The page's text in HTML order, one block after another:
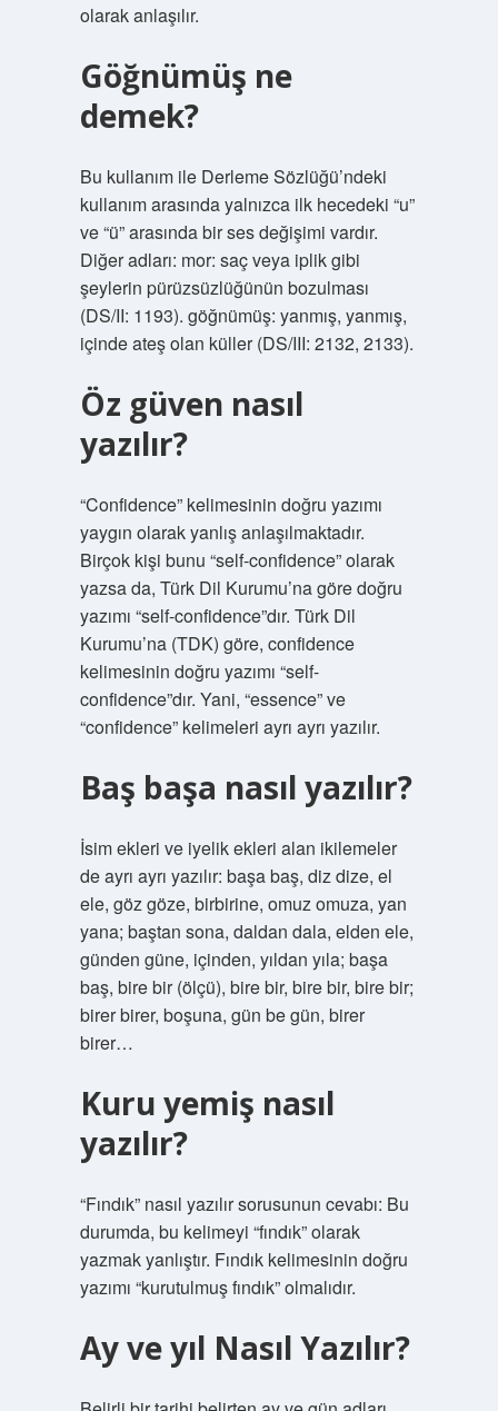
olarak anlaşılır.
Göğnümüş ne
demek?
Bu kullanım ile Derleme Sözlüğü’ndeki
kullanım arasında yalnızca ilk hecedeki “u”
ve “ü” arasında bir ses değişimi vardır.
Diğer adları: mor: saç veya iplik gibi
şeylerin pürüzsüzlüğünün bozulması
(DS/II: 1193). göğnümüş: yanmış, yanmış,
içinde ateş olan küller (DS/III: 2132, 2133).
Öz güven nasıl
yazılır?
“Confidence” kelimesinin doğru yazımı
yaygın olarak yanlış anlaşılmaktadır.
Birçok kişi bunu “self-confidence” olarak
yazsa da, Türk Dil Kurumu’na göre doğru
yazımı “self-confidence”dır. Türk Dil
Kurumu’na (TDK) göre, confidence
kelimesinin doğru yazımı “self-
confidence”dır. Yani, “essence” ve
“confidence” kelimeleri ayrı ayrı yazılır.
Baş başa nasıl yazılır?
İsim ekleri ve iyelik ekleri alan ikilemeler
de ayrı ayrı yazılır: başa baş, diz dize, el
ele, göz göze, birbirine, omuz omuza, yan
yana; baştan sona, daldan dala, elden ele,
günden güne, içinden, yıldan yıla; başa
baş, bire bir (ölçü), bire bir, bire bir, bire bir;
birer birer, boşuna, gün be gün, birer
birer…
Kuru yemiş nasıl
yazılır?
“Fındık” nasıl yazılır sorusunun cevabı: Bu
durumda, bu kelimeyi “fındık” olarak
yazmak yanlıştır. Fındık kelimesinin doğru
yazımı “kurutulmuş fındık” olmalıdır.
Ay ve yıl Nasıl Yazılır?